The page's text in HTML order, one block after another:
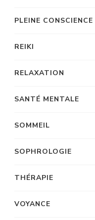
PLEINE CONSCIENCE
REIKI
RELAXATION
SANTÉ MENTALE
SOMMEIL
SOPHROLOGIE
THÉRAPIE
VOYANCE